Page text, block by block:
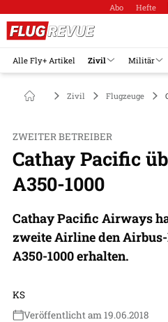
Abo Hefte
Alle Fly+ Artikel Zivil Militär
Zivil Flugzeuge
ZWEITER BETREIBER
Cathay Pacific
A350-1000
Cathay Pacific Airways
zweite Airline den
A350-1000 erhalten.
KS
Veröffentlicht am 19.06.2018